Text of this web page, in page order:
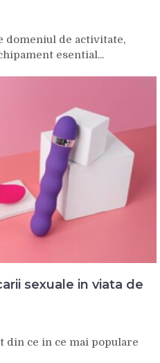
de activitate,
esential...
sexuale in viata de
din ce in ce mai populare